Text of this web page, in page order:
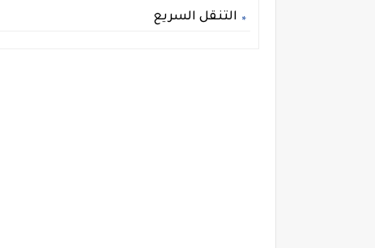
التنقل السريع